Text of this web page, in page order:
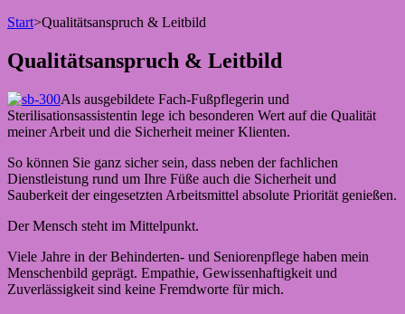
Start>Qualitätsanspruch & Leitbild
Qualitätsanspruch & Leitbild
Als ausgebildete Fach-Fußpflegerin und
Sterilisationsassistentin lege ich besonderen Wert auf die Qualität
meiner Arbeit und die Sicherheit meiner Klienten.
So können Sie ganz sicher sein, dass neben der fachlichen
Dienstleistung rund um Ihre Füße auch die Sicherheit und
Sauberkeit der eingesetzten Arbeitsmittel absolute Priorität genießen.
Der Mensch steht im Mittelpunkt.
Viele Jahre in der Behinderten- und Seniorenpflege haben mein
Menschenbild geprägt. Empathie, Gewissenhaftigkeit und
Zuverlässigkeit sind keine Fremdworte für mich.